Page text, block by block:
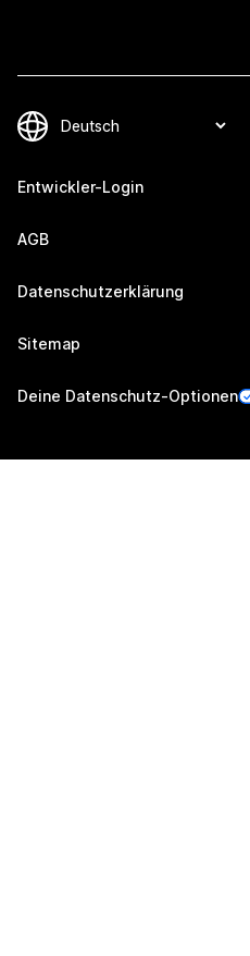
Entwickler-Login
AGB
Datenschutzerklärung
Sitemap
Deine Datenschutz-Optionen